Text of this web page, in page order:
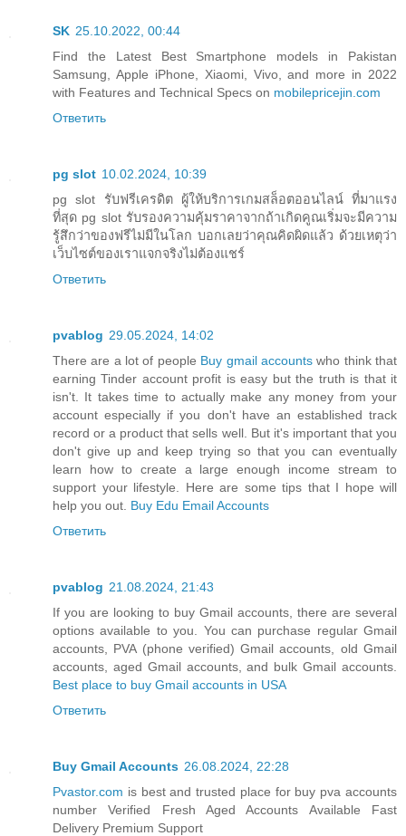
SK 25.10.2022, 00:44
Find the Latest Best Smartphone models in Pakistan
Samsung, Apple iPhone, Xiaomi, Vivo, and more in 2022
with Features and Technical Specs on mobilepricejin.com
Ответить
pg slot 10.02.2024, 10:39
pg slot รับฟรีเครดิต ผู้ให้บริการเกมสล็อตออนไลน์ ที่มาแรง
ที่สุด pg slot รับรองความคุ้มราคาจากถ้าเกิดคูณเริ่มจะมีความ
รู้สึกว่าของฟรีไม่มีในโลก บอกเลยว่าคุณคิดผิดแล้ว ด้วยเหตุว่า
เว็บไซต์ของเราแจกจริงไม่ต้องแชร์
Ответить
pvablog 29.05.2024, 14:02
There are a lot of people Buy gmail accountswho think that
earning Tinder account profit is easy but the truth is that it
isn't. It takes time to actually make any money from your
account especially if you don't have an established track
record or a product that sells well. But it's important that you
don't give up and keep trying so that you can eventually
learn how to create a large enough income stream to
support your lifestyle. Here are some tips that I hope will
help you out. Buy Edu Email Accounts
Ответить
pvablog 21.08.2024, 21:43
If you are looking to buy Gmail accounts, there are several
options available to you. You can purchase regular Gmail
accounts, PVA (phone verified) Gmail accounts, old Gmail
accounts, aged Gmail accounts, and bulk Gmail accounts.
Best place to buy Gmail accounts in USA
Ответить
Buy Gmail Accounts 26.08.2024, 22:28
Pvastor.com is best and trusted place for buy pva accounts
number Verified Fresh Aged Accounts Available Fast
Delivery Premium Support